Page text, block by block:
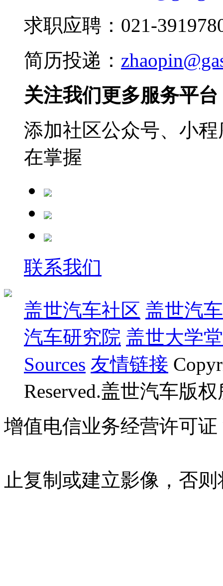
求职应聘：021-
简历投递：
关注我们更多服务平台
添加社区公众号、小
在掌握
联系我们
盖世汽车社区 盖世汽
汽车研究院 盖世大学堂
Sources 友情链接
Reserved.盖世汽车版
增值电信业务经营许可证
止复制或建立影像，否